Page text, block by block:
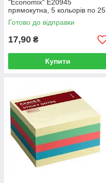
"Economix" Е20945
прямокутна, 5 кольорів по 25
шт.
Готово до відправки
17,90 ₴
Купити